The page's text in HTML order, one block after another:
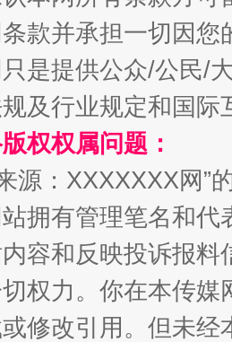
一次搞定
款并承担一切因
是提供公众/公民/
及行业规定和国
权权属问题：
源：XXXXXXX网”
拥有管理笔名和
容和反映投诉报
权力。你在本传
修改引用。但未